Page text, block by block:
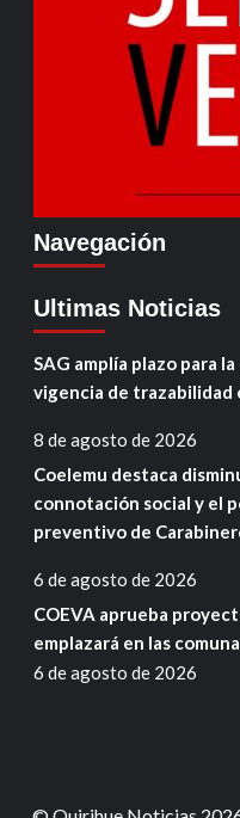
Navegación
Ultimas Noticias
SAG amplía plazo para
vigencia de
8 de agosto de 2026
Coelemu destaca
connotación social y el
preventivo de
6 de agosto de 2026
COEVA aprueba
emplazará en las
6 de agosto de 2026